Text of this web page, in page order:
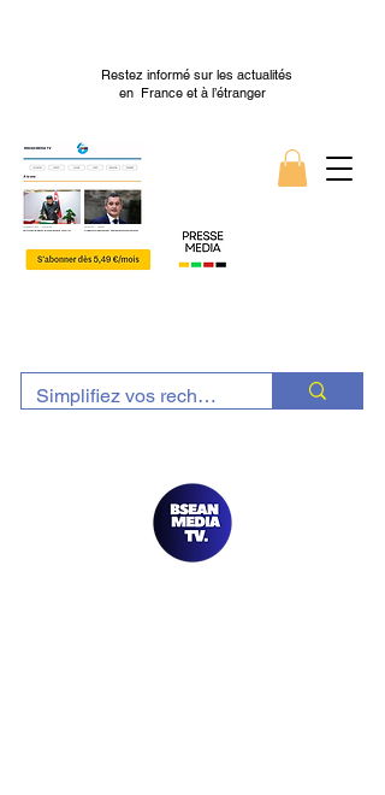
Restez informé sur les actualités
en France et à l’étranger